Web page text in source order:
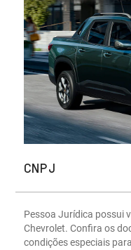
CNPJ
Pessoa Jurídica possui
Chevrolet. Confira os
condições especiais